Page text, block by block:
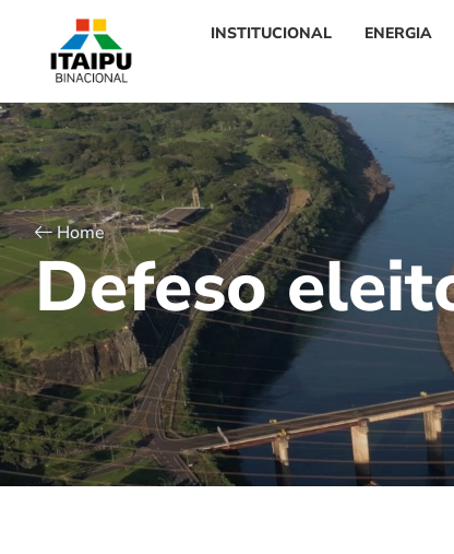
INSTITUCIONAL ENERGIA
Home
Defeso eleit